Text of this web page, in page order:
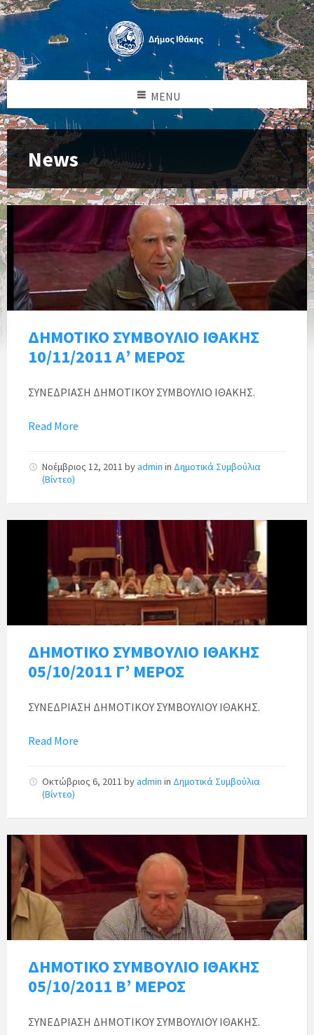
MENU
News
ΔΗΜΟΤΙΚΟ ΣΥΜΒΟΥΛΙΟ ΙΘΑΚΗΣ
10/11/2011 Α’ ΜΕΡΟΣ
ΣΥΝΕΔΡΙΑΣΗ ΔΗΜΟΤΙΚΟΥ ΣΥΜΒΟΥΛΙΟ ΙΘΑΚΗΣ.
Read More
Νοέμβριος 12, 2011 byadmin in Δημοτικά Συμβούλια
(Βίντεο)
ΔΗΜΟΤΙΚΟ ΣΥΜΒΟΥΛΙΟ ΙΘΑΚΗΣ
05/10/2011 Γ’ ΜΕΡΟΣ
ΣΥΝΕΔΡΙΑΣΗ ΔΗΜΟΤΙΚΟΥ ΣΥΜΒΟΥΛΙΟΥ ΙΘΑΚΗΣ.
Read More
Οκτώβριος 6, 2011 byadmin in Δημοτικά Συμβούλια
(Βίντεο)
ΔΗΜΟΤΙΚΟ ΣΥΜΒΟΥΛΙΟ ΙΘΑΚΗΣ
05/10/2011 Β’ ΜΕΡΟΣ
ΣΥΝΕΔΡΙΑΣΗ ΔΗΜΟΤΙΚΟΥ ΣΥΜΒΟΥΛΙΟΥ ΙΘΑΚΗΣ.